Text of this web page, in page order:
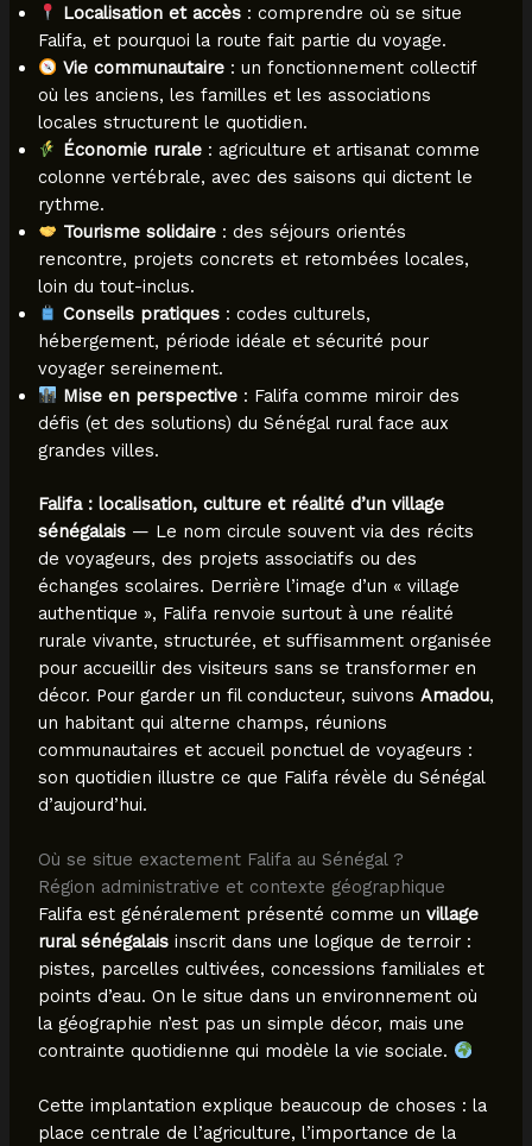
Localisation et accès : comprendre où se situe
Falifa, et pourquoi la route fait partie du voyage.
Vie communautaire : un fonctionnement collectif
où les anciens, les familles et les associations
locales structurent le quotidien.
Économie rurale : agriculture et artisanat comme
colonne vertébrale, avec des saisons qui dictent le
rythme.
Tourisme solidaire : des séjours orientés
rencontre, projets concrets et retombées locales,
loin du tout-inclus.
Conseils pratiques : codes culturels,
hébergement, période idéale et sécurité pour
voyager sereinement.
Mise en perspective : Falifa comme miroir des
défis (et des solutions) du Sénégal rural face aux
grandes villes.
Falifa : localisation, culture et réalité d’un village
sénégalais— Le nom circule souvent via des récits
de voyageurs, des projets associatifs ou des
échanges scolaires. Derrière l’image d’un « village
authentique », Falifa renvoie surtout à une réalité
rurale vivante, structurée, et suffisamment organisée
pour accueillir des visiteurs sans se transformer en
décor. Pour garder un fil conducteur, suivons Amadou,
un habitant qui alterne champs, réunions
communautaires et accueil ponctuel de voyageurs :
son quotidien illustre ce que Falifa révèle du Sénégal
d’aujourd’hui.
Où se situe exactement Falifa au Sénégal ?
Région administrative et contexte géographique
Falifa est généralement présenté comme un village
rural sénégalaisinscrit dans une logique de terroir :
pistes, parcelles cultivées, concessions familiales et
points d’eau. On le situe dans un environnement où
la géographie n’est pas un simple décor, mais une
contrainte quotidienne qui modèle la vie sociale.
Cette implantation explique beaucoup de choses : la
place centrale de l’agriculture, l’importance de la